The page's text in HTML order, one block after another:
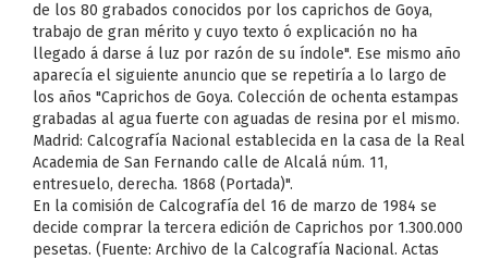
de los 80 grabados conocidos por los caprichos de Goya,
trabajo de gran mérito y cuyo texto ó explicación no ha
llegado á darse á luz por razón de su índole". Ese mismo año
aparecía el siguiente anuncio que se repetiría a lo largo de
los años "Caprichos de Goya. Colección de ochenta estampas
grabadas al agua fuerte con aguadas de resina por el mismo.
Madrid: Calcografía Nacional establecida en la casa de la Real
Academia de San Fernando calle de Alcalá núm. 11,
entresuelo, derecha. 1868 (Portada)".
En la comisión de Calcografía del 16 de marzo de 1984 se
decide comprar la tercera edición de Caprichos por 1.300.000
pesetas. (Fuente: Archivo de la Calcografía Nacional. Actas